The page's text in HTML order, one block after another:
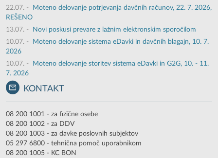
22.07. -
Moteno delovanje potrjevanja davčnih računov, 22. 7. 2026,
REŠENO
13.07. -
Novi poskusi prevare z lažnim elektronskim sporočilom
10.07. -
Moteno delovanje sistema eDavki in davčnih blagajn, 10. 7.
2026
10.07. -
Moteno delovanje storitev sistema eDavki in G2G, 10. - 11.
7. 2026
KONTAKT
08 200 1001 - za fizične osebe
08 200 1002 - za DDV
08 200 1003 - za davke poslovnih subjektov
05 297 6800 - tehnična pomoč uporabnikom
08 200 1005 - KC BON